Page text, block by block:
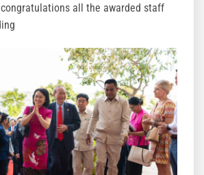
all the awarded staff